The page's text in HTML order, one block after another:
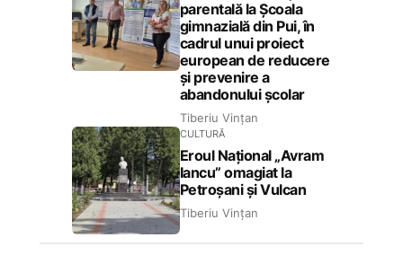
parentală la Școala
gimnazială din Pui, în
cadrul unui proiect
european de reducere
și prevenire a
abandonului școlar
Tiberiu Vințan
CULTURĂ
Eroul Național „Avram
Iancu” omagiat la
Petroșani și Vulcan
Tiberiu Vințan